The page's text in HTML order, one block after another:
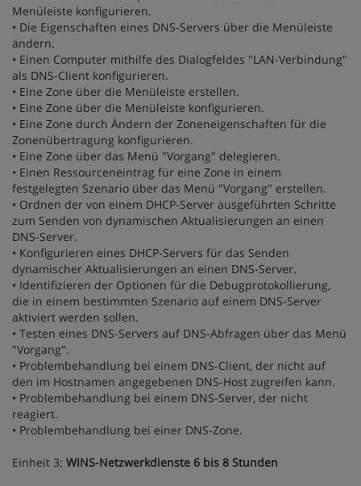
Menüleiste konfigurieren.
• Die Eigenschaften eines DNS-Servers über die Menüleiste
ändern.
• Einen Computer mithilfe des Dialogfeldes "LAN-Verbindung"
als DNS-Client konfigurieren.
• Eine Zone über die Menüleiste erstellen.
• Eine Zone über die Menüleiste konfigurieren.
• Eine Zone durch Ändern der Zoneneigenschaften für die
Zonenübertragung konfigurieren.
• Eine Zone über das Menü "Vorgang" delegieren.
• Einen Ressourceneintrag für eine Zone in einem
festgelegten Szenario über das Menü "Vorgang" erstellen.
• Ordnen der von einem DHCP-Server ausgeführten Schritte
zum Senden von dynamischen Aktualisierungen an einen
DNS-Server.
• Konfigurieren eines DHCP-Servers für das Senden
dynamischer Aktualisierungen an einen DNS-Server.
• Identifizieren der Optionen für die Debugprotokollierung,
die in einem bestimmten Szenario auf einem DNS-Server
aktiviert werden sollen.
• Testen eines DNS-Servers auf DNS-Abfragen über das Menü
"Vorgang".
• Problembehandlung bei einem DNS-Client, der nicht auf
den im Hostnamen angegebenen DNS-Host zugreifen kann.
• Problembehandlung bei einem DNS-Server, der nicht
reagiert.
• Problembehandlung bei einer DNS-Zone.
Einheit 3: WINS-Netzwerkdienste 6 bis 8 Stunden